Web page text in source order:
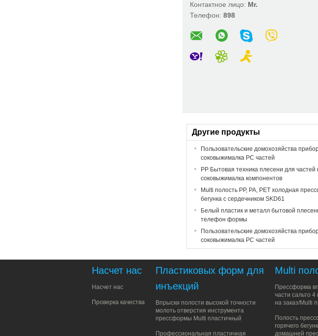
Контактное лицо: Mr.
Телефон: 898
Другие продукты
Пользовательские домохозяйства
соковыжималка PC частей
PP Бытовая техника плесени для
соковыжималка компонентов
Multi полость PP, PA, PET холодная
бегунка с сердечником SKD61
Белый пластик и металл бытовой
телефон формы
Пользовательские домохозяйства
соковыжималка PC частей
Насчет нас
Насчет нас
Проверка качества
Пластиковых форм для
инъекций
Впрыски полости высокой точности
молоть отверстия инструмента
прессформы Multi пластичный
Профессиональная пластичная
Multi
Прессформа
части сальто
на заказ/Multi
Полость
горячего
домашней